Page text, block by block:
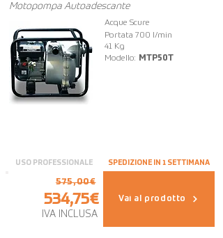
Motopompa Autoadescante
USO PROFESSIONALE
Acque Scure
Portata 700 l/min
41 Kg
Modello:
MTP50T
SPEDIZIONE IN 1 SETTIMANA
534,75€
575,00€
IVA INCLUSA
Vai al prodotto